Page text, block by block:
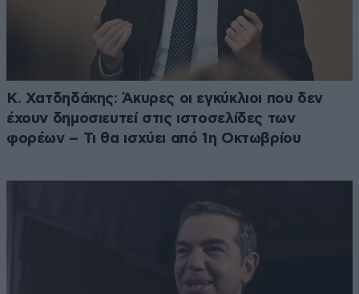
Κ. Χατδηδάκης: Άκυρες οι εγκύκλιοι που δεν
έχουν δημοσιευτεί στις ιστοσελίδες των
φορέων – Τι θα ισχύει από 1η Οκτωβρίου